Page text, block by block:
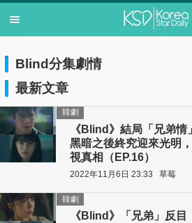
Blind分集劇情
最新文章
《Blind》結局「兄弟情
黑暗之後終究迎來光明
視真相（EP.16）
韓劇
2022年11月6日 23:33 草莓
《Blind》「兄弟」反
韓劇